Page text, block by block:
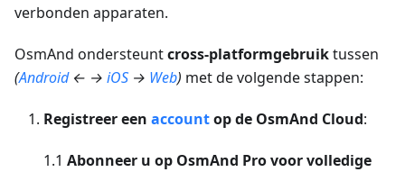
verbonden apparaten.
OsmAnd ondersteuntcross-platformgebruiktussen
(Android← → iOS → Web) met de volgende stappen:
Registreer een accountop de OsmAnd Cloud:
1.1 Abonneer u op OsmAnd Pro voor volledige